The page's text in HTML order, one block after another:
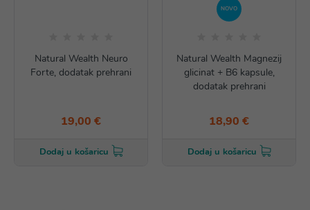
Natural Wealth Neuro
Forte, dodatak prehrani
19,00 €
Dodaj u košaricu
NOVO
Natural Wealth Magnezij
glicinat + B6 kapsule,
dodatak prehrani
18,90 €
Dodaj u košaricu